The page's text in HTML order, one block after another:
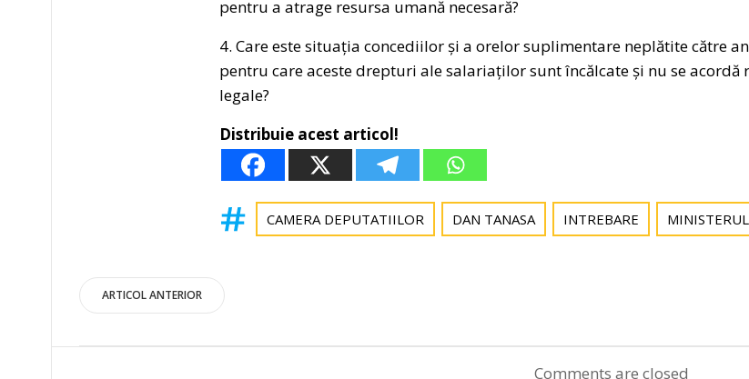
pentru a atrage resursa umană necesară?
4. Care este situația concediilor și a orelor suplimentare neplătite către
pentru care aceste drepturi ale salariaților sunt încălcate și nu se
legale?
Distribuie acest articol!
CAMERA DEPUTATIILOR DAN TANASA INTREBARE
Post
navigation
ARTICOL ANTERIOR
Comments are closed